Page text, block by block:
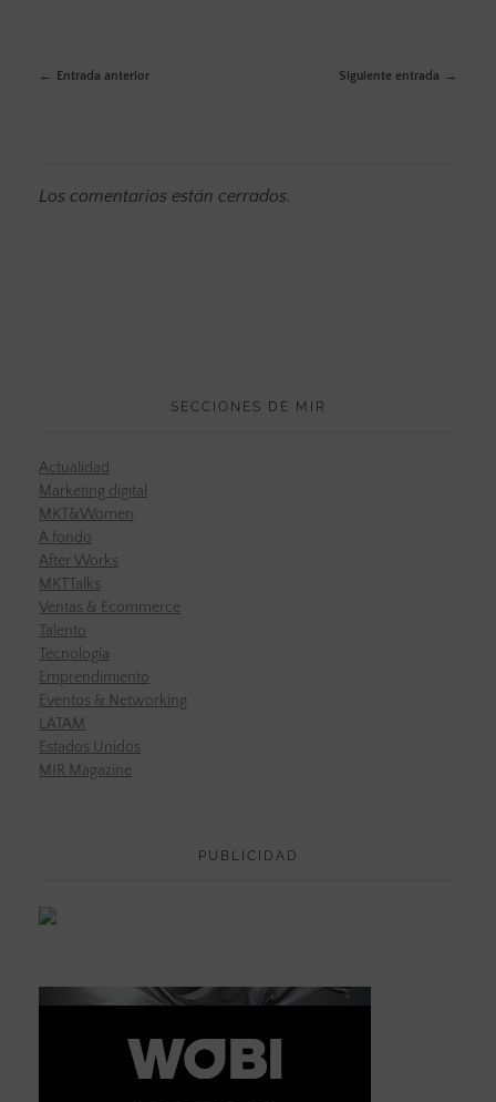
Entrada anterior Siguiente entrada
Los comentarios están cerrados.
SECCIONES DE MIR
Actualidad
Marketing digital
MKT&Women
A fondo
After Works
MKTTalks
Ventas & Ecommerce
Talento
Tecnología
Emprendimiento
Eventos & Networking
LATAM
Estados Unidos
MIR Magazine
PUBLICIDAD